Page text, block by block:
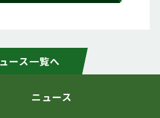
ース一覧へ
ニュース